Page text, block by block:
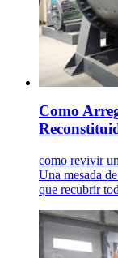
Como
como revivir
Una mesada
que recubrir